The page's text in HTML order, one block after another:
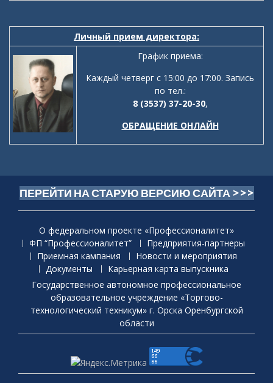
Личный прием директора:
График приема:
Каждый четверг с 15:00 до 17:00. Запись
по тел.:
8 (3537) 37-20-30,
ОБРАЩЕНИЕ ОНЛАЙН
ПЕРЕЙТИ НА СТАРУЮ ВЕРСИЮ САЙТА >>>
О федеральном проекте «Профессионалитет»
ФП “Профессионалитет”
Предприятия-партнеры
Приемная кaмпания
Новости и мероприятия
Документы
Карьерная карта выпускника
Государственное автономное профессиональное
образовательное учреждение «Торгово-
технологический техникум» г. Орска Оренбургской
области